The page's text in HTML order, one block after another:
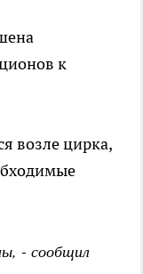
к
возле цирка,
- сообщил